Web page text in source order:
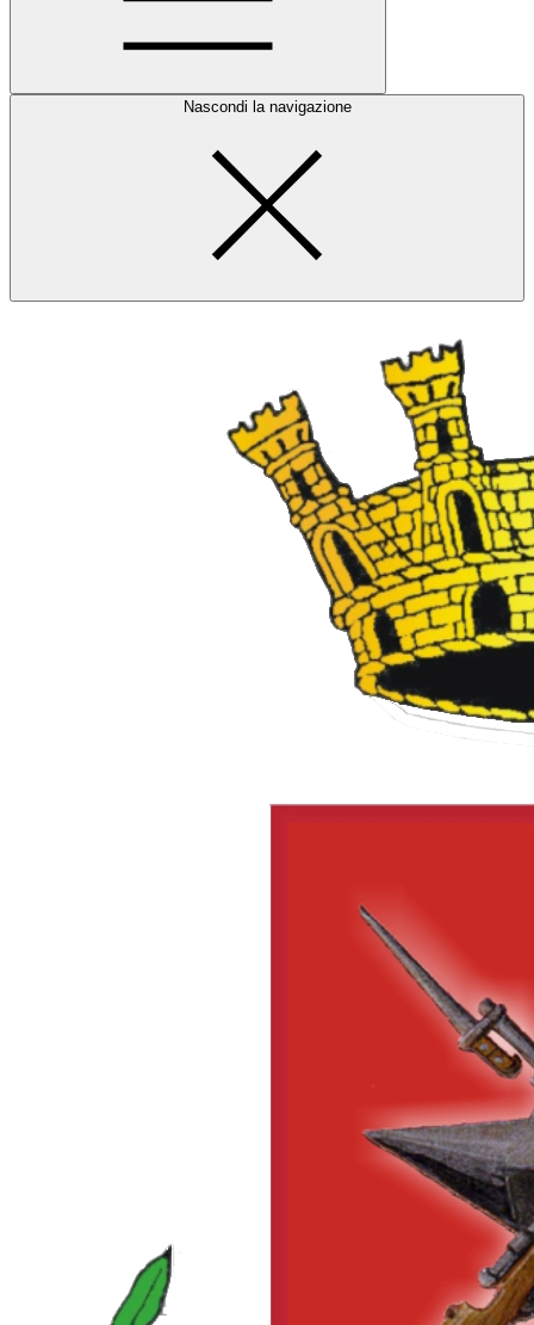
Nascondi la navigazione